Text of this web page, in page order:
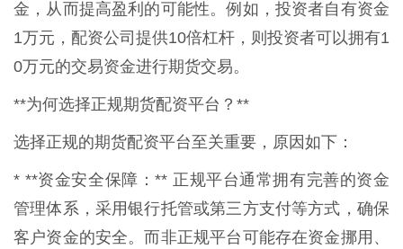
金，从而提高盈利的可能性。例如，投资者自有资金
1万元，配资公司提供10倍杠杆，则投资者可以拥有1
0万元的交易资金进行期货交易。
**为何选择正规期货配资平台？**
选择正规的期货配资平台至关重要，原因如下：
* **资金安全保障：** 正规平台通常拥有完善的资金
管理体系，采用银行托管或第三方支付等方式，确保
客户资金的安全。而非正规平台可能存在资金挪用、